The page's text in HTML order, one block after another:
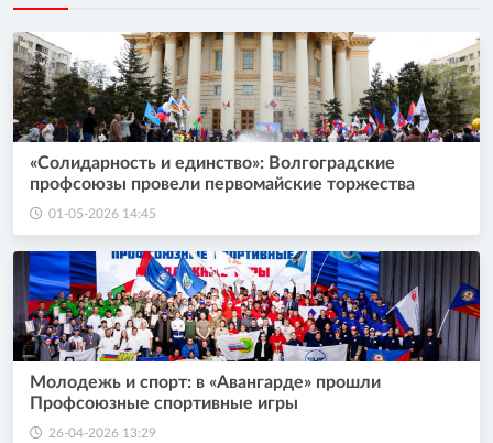
«Солидарность и единство»: Волгоградские
профсоюзы провели первомайские торжества
01-05-2026 14:45
Молодежь и спорт: в «Авангарде» прошли
Профсоюзные спортивные игры
26-04-2026 13:29